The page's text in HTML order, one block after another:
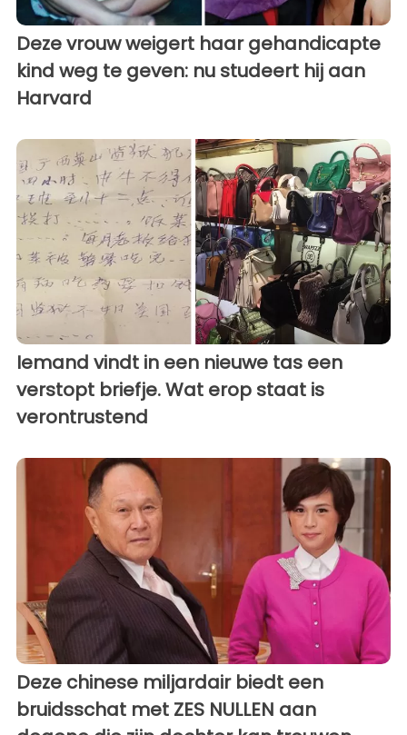
Deze vrouw weigert haar gehandicapte
kind weg te geven: nu studeert hij aan
Harvard
Iemand vindt in een nieuwe tas een
verstopt briefje. Wat erop staat is
verontrustend
Deze chinese miljardair biedt een
bruidsschat met ZES NULLEN aan